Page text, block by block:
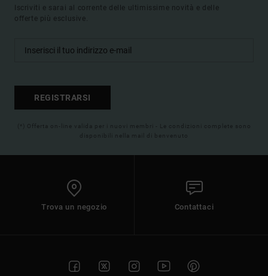
Iscriviti e sarai al corrente delle ultimissime novità e delle
offerte più esclusive.
REGISTRARSI
(*) Offerta on-line valida per i nuovi membri - Le condizioni complete sono
disponibili nella mail di benvenuto
Trova un negozio Contattaci